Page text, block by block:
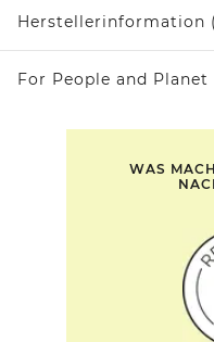
Herstellerinformation
For People and Planet
WAS